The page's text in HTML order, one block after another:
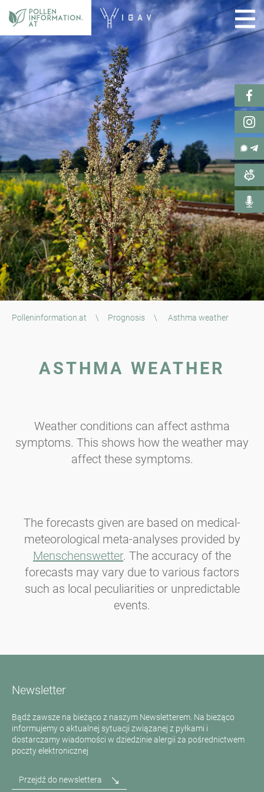
Polleninformation.at \ Prognosis \ Asthma weather
ASTHMA WEATHER
Weather conditions can affect asthma
symptoms. This shows how the weather may
affect these symptoms.
The forecasts given are based on medical-
meteorological meta-analyses provided by
Menschenswetter. The accuracy of the
forecasts may vary due to various factors
such as local peculiarities or unpredictable
events.
Newsletter
Bądź zawsze na bieżąco z naszym Newsletterem. Na bieżąco
informujemy o aktualnej sytuacji związanej z pyłkami i
dostarczamy wiadomości w dziedzinie alergii za pośrednictwem
poczty elektronicznej
Przejdź do newslettera